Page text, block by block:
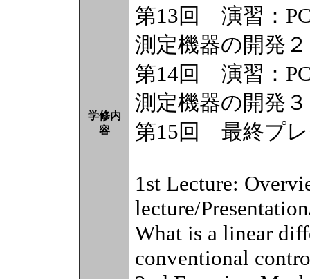
学修内
容
第13回 演習：
測定機器の開発
第14回 演習：
測定機器の開発
第15回 最終プ
1st Lecture:
lecture/
What is a linear
conventional